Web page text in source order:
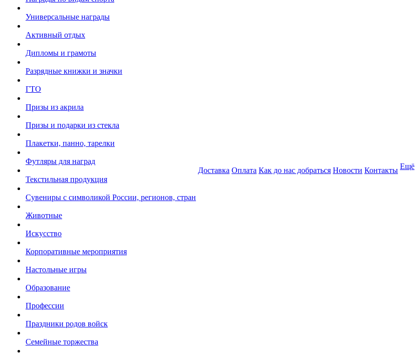
Универсальные награды
Активный отдых
Дипломы и грамоты
Разрядные книжки и значки
ГТО
Призы из акрила
Призы и подарки из стекла
Плакетки, панно, тарелки
Футляры для наград
Текстильная продукция
Сувениры с символикой России, регионов, стран
Животные
Искусство
Корпоративные мероприятия
Настольные игры
Образование
Профессии
Праздники родов войск
Семейные торжества
Доставка Оплата Как до нас добраться Новости Контакты Ещё